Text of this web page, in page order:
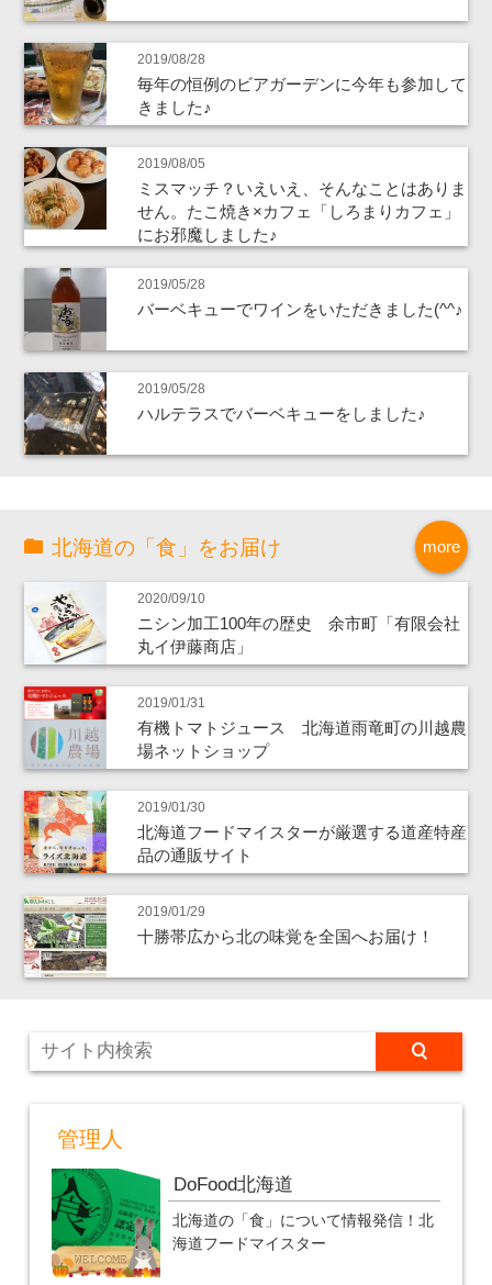
2019/08/28
毎年の恒例のビアガーデンに今年も参加して
きました♪
2019/08/05
ミスマッチ？いえいえ、そんなことはありま
せん。たこ焼き×カフェ「しろまりカフェ」
にお邪魔しました♪
2019/05/28
バーベキューでワインをいただきました(^^♪
2019/05/28
ハルテラスでバーベキューをしました♪
more
北海道の「食」をお届け
2020/09/10
ニシン加工100年の歴史 余市町「有限会社
丸イ伊藤商店」
2019/01/31
有機トマトジュース 北海道雨竜町の川越農
場ネットショップ
2019/01/30
北海道フードマイスターが厳選する道産特産
品の通販サイト
2019/01/29
十勝帯広から北の味覚を全国へお届け！
管理人
DoFood北海道
北海道の「食」について情報発信！北
海道フードマイスター